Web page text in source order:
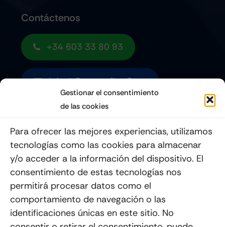
Gestionar el consentimiento
de las cookies
Para ofrecer las mejores experiencias, utilizamos
tecnologías como las cookies para almacenar
y/o acceder a la información del dispositivo. El
consentimiento de estas tecnologías nos
permitirá procesar datos como el
comportamiento de navegación o las
identificaciones únicas en este sitio. No
Contáctenos
+34 603 33 80 93
Info@quemoviles.com
Enviar